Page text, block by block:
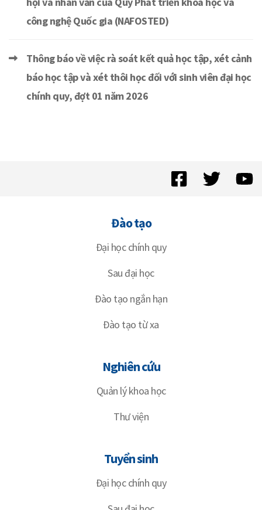
công nghệ Quốc gia (NAFOSTED)
Thông báo về việc rà soát kết quả học tập, xét cảnh
báo học tập và xét thôi học đối với sinh viên đại học
chính quy, đợt 01 năm 2026
Đào tạo
Đại học chính quy
Sau đại học
Đào tạo ngắn hạn
Đào tạo từ xa
Nghiên cứu
Quản lý khoa học
Thư viện
Tuyển sinh
Đại học chính quy